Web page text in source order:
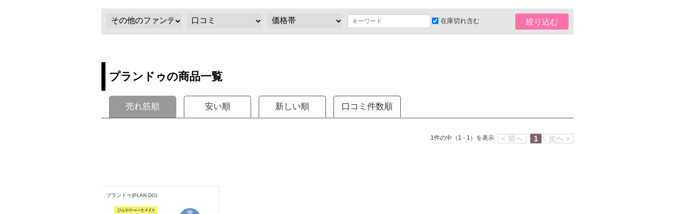
在庫切れ含む 絞り込む
プランドゥの商品一覧
売れ筋順 安い順 新しい順 口コミ件数順
< 前へ 1 次へ >
1件の中（1 - 1）を表示
プランドゥ(PLAN DO)